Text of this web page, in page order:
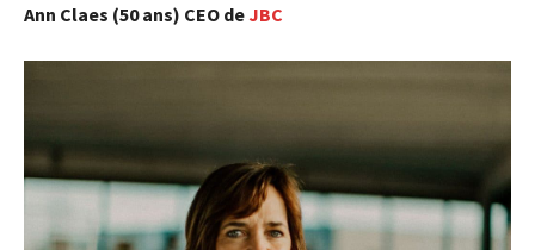
Ann Claes (50 ans) CEO deJBC